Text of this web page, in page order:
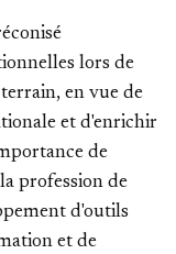
lors de
en vue de
et d'enrichir
de
profession de
d'outils
et de